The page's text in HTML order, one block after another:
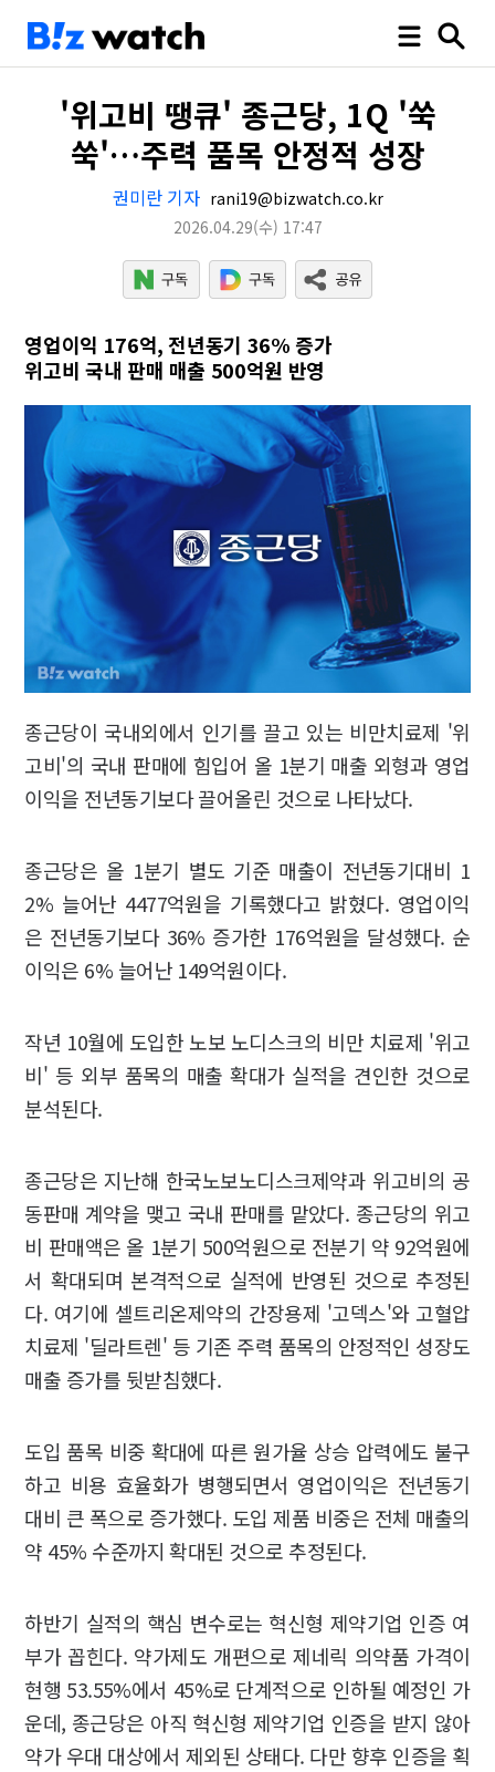
'위고비 땡큐' 종근당, 1Q '쑥
쑥'…주력 품목 안정적 성장
권미란 기자 rani19@bizwatch.co.kr
2026.04.29(수) 17:47
영업이익 176억, 전년동기 36% 증가
위고비 국내 판매 매출 500억원 반영
종근당이 국내외에서 인기를 끌고 있는 비만치료제 '위
고비'의 국내 판매에 힘입어 올 1분기 매출 외형과 영업
이익을 전년동기보다 끌어올린 것으로 나타났다.
종근당은 올 1분기 별도 기준 매출이 전년동기대비 1
2% 늘어난 4477억원을 기록했다고 밝혔다. 영업이익
은 전년동기보다 36% 증가한 176억원을 달성했다. 순
이익은 6% 늘어난 149억원이다.
작년 10월에 도입한 노보 노디스크의 비만 치료제 '위고
비' 등 외부 품목의 매출 확대가 실적을 견인한 것으로
분석된다.
종근당은 지난해 한국노보노디스크제약과 위고비의 공
동판매 계약을 맺고 국내 판매를 맡았다. 종근당의 위고
비 판매액은 올 1분기 500억원으로 전분기 약 92억원에
서 확대되며 본격적으로 실적에 반영된 것으로 추정된
다. 여기에 셀트리온제약의 간장용제 '고덱스'와 고혈압
치료제 '딜라트렌' 등 기존 주력 품목의 안정적인 성장도
매출 증가를 뒷받침했다.
도입 품목 비중 확대에 따른 원가율 상승 압력에도 불구
하고 비용 효율화가 병행되면서 영업이익은 전년동기
대비 큰 폭으로 증가했다. 도입 제품 비중은 전체 매출의
약 45% 수준까지 확대된 것으로 추정된다.
하반기 실적의 핵심 변수로는 혁신형 제약기업 인증 여
부가 꼽힌다. 약가제도 개편으로 제네릭 의약품 가격이
현행 53.55%에서 45%로 단계적으로 인하될 예정인 가
운데, 종근당은 아직 혁신형 제약기업 인증을 받지 않아
약가 우대 대상에서 제외된 상태다. 다만 향후 인증을 획